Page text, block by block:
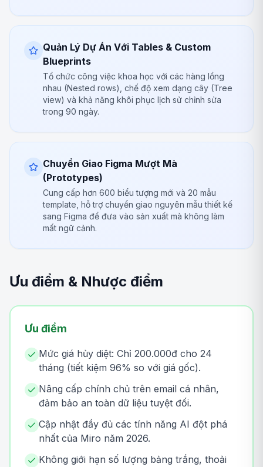
Quản Lý Dự Án Với Tables & Custom
Blueprints
Tổ chức công việc khoa học với các hàng lồng
nhau (Nested rows), chế độ xem dạng cây (Tree
view) và khả năng khôi phục lịch sử chỉnh sửa
trong 90 ngày.
Chuyển Giao Figma Mượt Mà
(Prototypes)
Cung cấp hơn 600 biểu tượng mới và 20 mẫu
template, hỗ trợ chuyển giao nguyên mẫu thiết kế
sang Figma để đưa vào sản xuất mà không làm
mất ngữ cảnh.
Ưu điểm & Nhược điểm
Ưu điểm
Mức giá hủy diệt: Chỉ 200.000đ cho 24
tháng (tiết kiệm 96% so với giá gốc).
Nâng cấp chính chủ trên email cá nhân,
đảm bảo an toàn dữ liệu tuyệt đối.
Cập nhật đầy đủ các tính năng AI đột phá
nhất của Miro năm 2026.
Không giới hạn số lượng bảng trắng, thoải